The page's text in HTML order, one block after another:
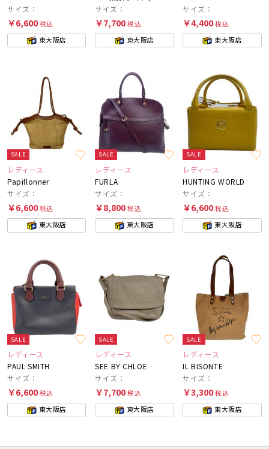
サイズ：
￥6,600税込
東大阪店
サイズ：
￥7,700税込
東大阪店
サイズ：
￥4,400税込
東大阪店
SALE
レディース
Papillonner
サイズ：
￥6,600税込
東大阪店
SALE
レディース
FURLA
サイズ：
￥8,800税込
東大阪店
SALE
レディース
HUNTING WORLD
サイズ：
￥6,600税込
東大阪店
SALE
レディース
PAUL SMITH
サイズ：
￥6,600税込
東大阪店
SALE
レディース
SEE BY CHLOE
サイズ：
￥7,700税込
東大阪店
SALE
レディース
IL BISONTE
サイズ：
￥3,300税込
東大阪店